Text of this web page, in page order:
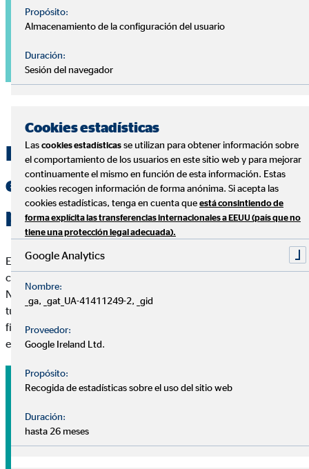
Especialistas en la gestión
eficiente de las finanzas
personales
En OVB respondemos a tus preguntas sin coste y sin
compromiso.
Nuestros consultores te ayudarán a diseñar un plan adaptado a
tus necesidades para ayudarte a conseguir tus metas
financieras y disfrutar de lo que más importa: tu tranquilidad
económica, tu salud y tu familia.
Propósito:
Almacenamiento de la configuración del usuario
Duración:
Sesión del navegador
Cookies estadísticas
Las cookies estadísticas se utilizan para obtener información sobre
el comportamiento de los usuarios en este sitio web y para mejorar
continuamente el mismo en función de esta información. Estas
cookies recogen información de forma anónima. Si acepta las
cookies estadísticas, tenga en cuenta que está consintiendo de
forma explícita las transferencias internacionales a EEUU (país que no
tiene una protección legal adecuada).
Google Analytics
Nombre:
_ga, _gat_UA-41411249-2, _gid
Proveedor:
Google Ireland Ltd.
Propósito:
Recogida de estadísticas sobre el uso del sitio web
Duración:
hasta 26 meses